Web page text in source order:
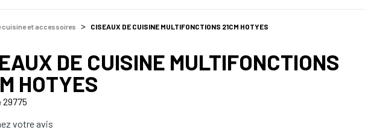
cuisine et accessoires CISEAUX DE CUISINE MULTIFONCTIONS 21CM HOTYES
DE CUISINE MULTIFONCTIONS
HOTYES
29775
votre avis